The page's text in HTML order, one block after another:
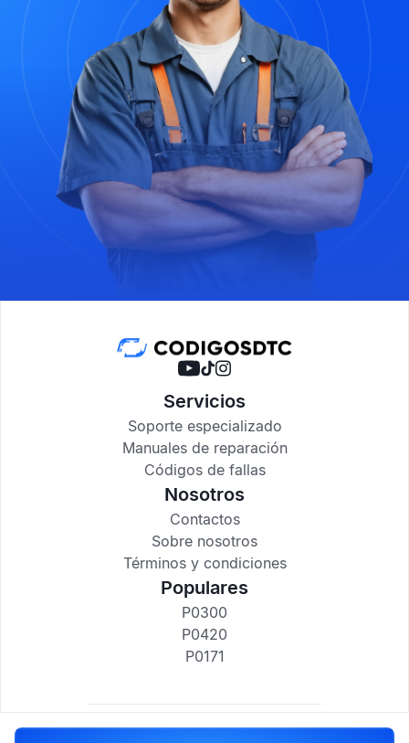
Servicios
Soporte especializado
Manuales de reparación
Códigos de fallas
Nosotros
Contactos
Sobre nosotros
Términos y condiciones
Populares
P0300
P0420
P0171